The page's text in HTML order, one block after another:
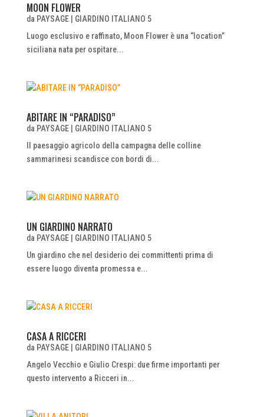
MOON FLOWER
da PAYSAGE| GIARDINO ITALIANO 5
Luogo esclusivo e raffinato, Moon Flower è una “location”
siciliana nata per ospitare...
ABITARE IN “PARADISO”
da PAYSAGE| GIARDINO ITALIANO 5
Il paesaggio agricolo della campagna delle colline
sammarinesi scandisce con bordi di...
UN GIARDINO NARRATO
da PAYSAGE| GIARDINO ITALIANO 5
Un giardino che nel desiderio dei committenti prima di
essere luogo diventa promessa e...
CASA A RICCERI
da PAYSAGE| GIARDINO ITALIANO 5
Angelo Vecchio e Giulio Crespi: due firme importanti per
questo intervento a Ricceri in...